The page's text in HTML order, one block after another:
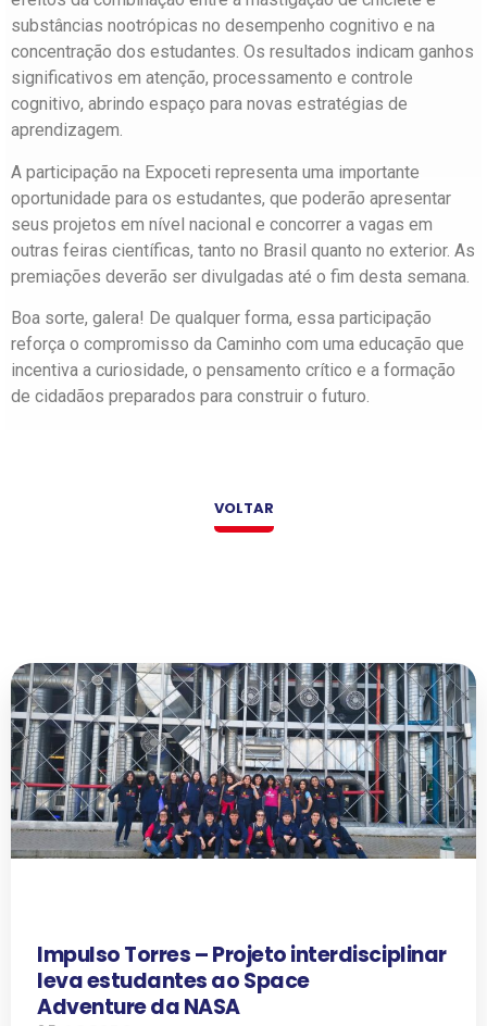
substâncias nootrópicas no desempenho cognitivo e na
concentração dos estudantes. Os resultados indicam ganhos
significativos em atenção, processamento e controle
cognitivo, abrindo espaço para novas estratégias de
aprendizagem.
A participação na Expoceti representa uma importante
oportunidade para os estudantes, que poderão apresentar
seus projetos em nível nacional e concorrer a vagas em
outras feiras científicas, tanto no Brasil quanto no exterior. As
premiações deverão ser divulgadas até o fim desta semana.
Boa sorte, galera! De qualquer forma, essa participação
reforça o compromisso da Caminho com uma educação que
incentiva a curiosidade, o pensamento crítico e a formação
de cidadãos preparados para construir o futuro.
VOLTAR
Impulso Torres – Projeto interdisciplinar
leva estudantes ao Space
Adventure da NASA